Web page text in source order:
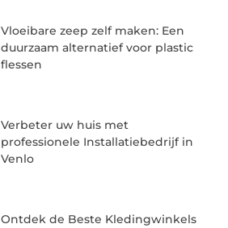
Vloeibare zeep zelf maken: Een
duurzaam alternatief voor plastic
flessen
Verbeter uw huis met
professionele Installatiebedrijf in
Venlo
Ontdek de Beste Kledingwinkels